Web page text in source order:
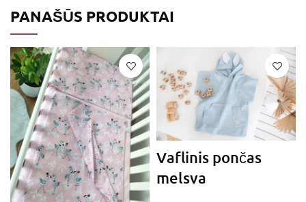
PANAŠŪS PRODUKTAI
Vaflinis pončas
melsva